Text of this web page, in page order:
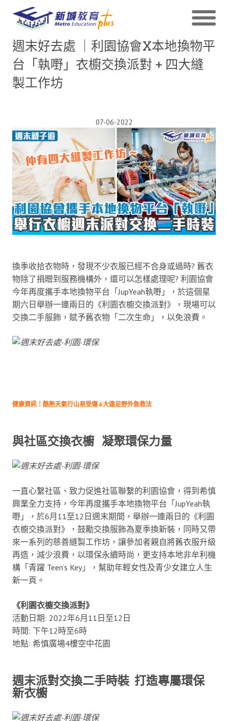
週末好去處 ｜利園協會X本地換物平
台「執嘢」衣櫥交換派對 + 四大縫
製工作坊
07-06-2022
換季收拾衣物時，發現不少衣服已經不合身或過時? 舊衣
物除了捐贈到服務機構外，還可以怎樣處理呢? 利園協會
今年再度攜手本地換物平台「JupYeah執嘢」，於這個星
期六日舉辦一連兩日的《利園衣櫥交換派對》，現場可以
交換二手服飾，賦予舊衣物「二次生命」，以免浪費。
健康資訊｜酷熱天氣行山易受傷 6大遠足野外急救法
與社區交換衣櫥 凝聚環保力量
一直心繫社區、致力促進社區聯繫的利園協會，得到希慎
興業全力支持，今年再度攜手本地換物平台「JupYeah執
嘢」，於6月11至12日週末期間，舉辦一連兩日的《利園
衣櫥交換派對》，鼓勵交換服飾為夏季換新裝，同時又帶
來一系列的慈善縫製工作坊，讓參加者親自將舊衣服升級
再造，減少浪費，以環保永續時尚，更支持本地非牟利機
構「青躍 Teen’s Key」，幫助年輕女性及青少女建立人生
新一頁。
《利園衣櫥交換派對》
活動日期: 2022年6月11日至12日
時間: 下午12時至6時
地點: 希慎廣場4樓空中花園
週末派對交換二手時裝 打造專屬環保
新衣櫥